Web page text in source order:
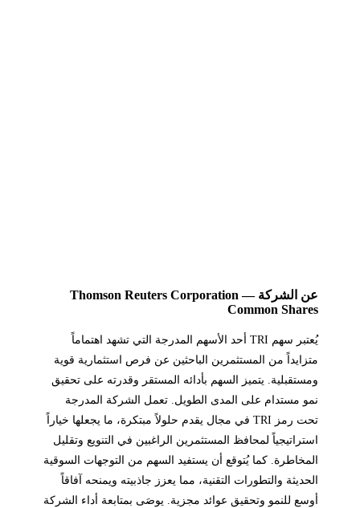
عن الشركة — Thomson Reuters Corporation
Common Shares
يُعتبر سهم TRI أحد الأسهم المدرجة التي تشهد اهتماماً
متزايداً من المستثمرين الباحثين عن فرص استثمارية قوية
ومستقبلية. يتميز السهم بأدائه المستقر وقدرته على تحقيق
نمو مستدام على المدى الطويل. تعمل الشركة المدرجة
تحت رمز TRI في مجال يقدم حلولاً مبتكرة، ما يجعلها خياراً
استراتيجياً لمحافظ المستثمرين الراغبين في التنويع وتقليل
المخاطرة. كما يُتوقع أن يستفيد السهم من التوجهات السوقية
الحديثة والتطورات التقنية، مما يعزز جاذبيته ويمنحه آفاقاً
أوسع للنمو وتحقيق عوائد مجزية. يوصَى بمتابعة أداء الشركة